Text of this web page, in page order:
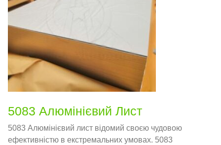
5083 Алюмінієвий Лист
5083 Алюмінієвий лист відомий своєю чудовою
ефективністю в екстремальних умовах. 5083